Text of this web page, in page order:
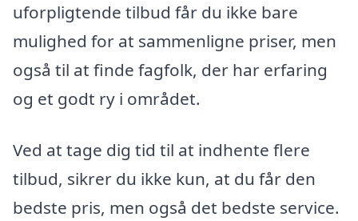
uforpligtende tilbud får du ikke bare
mulighed for at sammenligne priser, men
også til at finde fagfolk, der har erfaring
og et godt ry i området.
Ved at tage dig tid til at indhente flere
tilbud, sikrer du ikke kun, at du får den
bedste pris, men også det bedste service.